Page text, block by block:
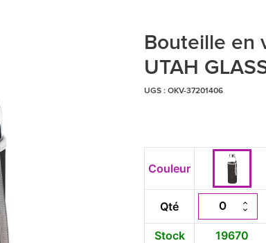
Bouteille en
UTAH
UGS : OKV-37201406
Couleur
Qté
Stock 19670